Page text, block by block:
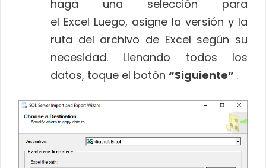
haga una selección para
el Excel Luego, asigne la versión y la
ruta del archivo de Excel según su
necesidad. Llenando todos los
datos, toque el botón “Siguiente” .